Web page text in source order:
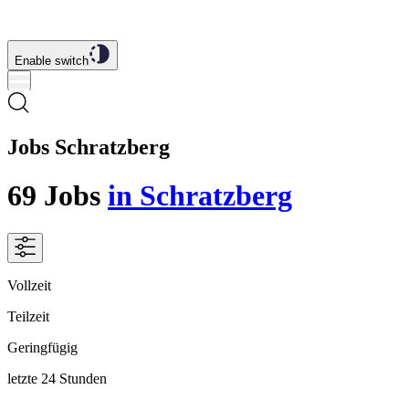
Enable switch
Jobs Schratzberg
69 Jobs in Schratzberg
Vollzeit
Teilzeit
Geringfügig
letzte 24 Stunden